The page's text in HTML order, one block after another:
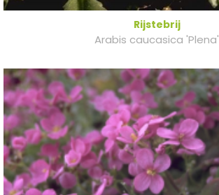
Rijstebrij
Arabis caucasica 'Plena'